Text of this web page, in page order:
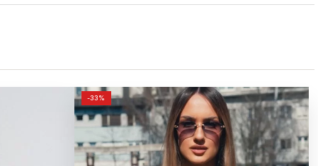
-33%
ORIGINALNA
CENA
JE
BILA:
2,990.00РСД.
TRENUTNA
CENA
JE:
1,990.00РСД.